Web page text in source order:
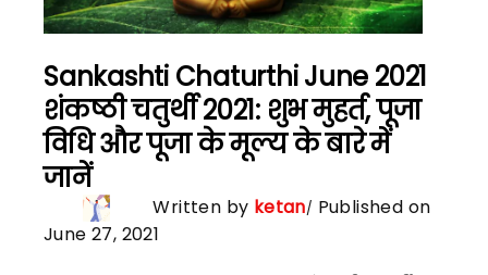
Sankashti Chaturthi June 2021
शंकष्ठी चतुर्थी 2021: शुभ मुहर्त, पूजा
विधि और पूजा के मूल्य के बारे में
जानें
Written by ketan Published on
June 27, 2021